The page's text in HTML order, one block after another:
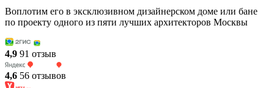
Воплотим его в эксклюзивном дизайнерском доме или бане
по проекту одного из пяти лучших архитекторов Москвы
4,9 91 отзыв
4,6 56 отзывов